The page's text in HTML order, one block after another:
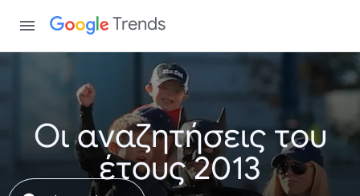
Trends
Οι αναζητήσεις του
έτους 2013